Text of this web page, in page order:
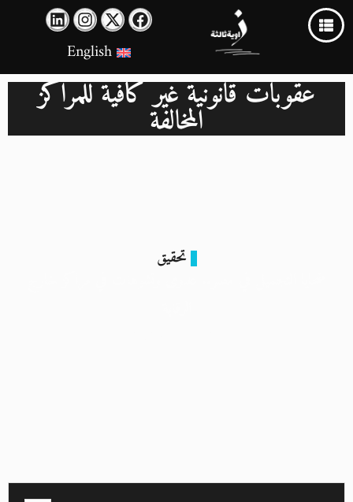
English
عقوبات قانونية غير كافية للمراكز
المخالفة
تحقيق